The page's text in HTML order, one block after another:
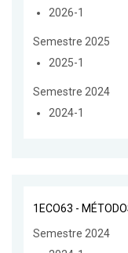
2026-1
Semestre 2025
2025-1
Semestre 2024
2024-1
1ECO63 -
Semestre 2024